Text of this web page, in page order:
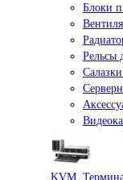
Блоки
Рельсы
KVM,